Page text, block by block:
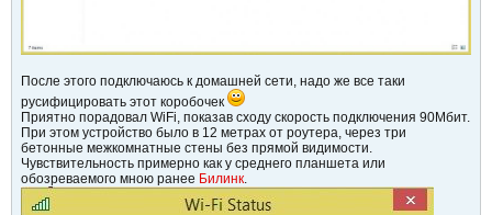
После этого подключаюсь к домашней сети, надо же все таки
русифицировать этот коробочек
Приятно порадовал WiFi, показав сходу скорость подключения 90Мбит.
При этом устройство было в 12 метрах от роутера, через три
бетонные межкомнатные стены без прямой видимости.
Чувствительность примерно как у среднего планшета или
обозреваемого мною ранее Билинк.